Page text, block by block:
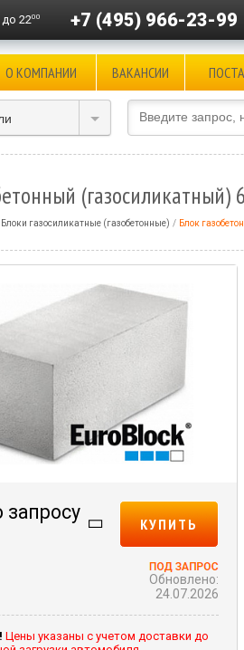
до 2200 +7 (495) 966-23-99
О КОМПАНИИ ВАКАНСИИ
Блоки газосиликатные (газобетонные) Блок
запросу
КУПИТЬ
Обновлено:
24.07.2026
Цены указаны с учетом доставки до